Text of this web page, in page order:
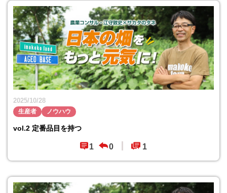
生産者 ノウハウ
2025/10/28
vol.2 定番品目を持つ
1 0 1